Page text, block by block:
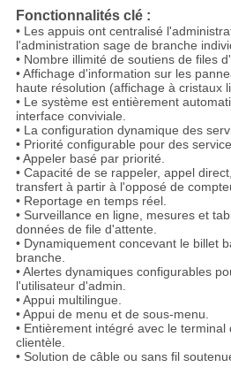
Fonctionnalités clé :
• Les appuis ont centralisé
l'administration sage de branche
• Nombre illimité de soutiens de files
• Affichage d'information sur les
haute résolution (affichage à cristaux
• Le système est entièrement
interface conviviale.
• La configuration dynamique des
• Priorité configurable pour des
• Appeler basé par priorité.
• Capacité de se rappeler, appel
transfert à partir à l'opposé de
• Reportage en temps réel.
• Surveillance en ligne, mesures et
données de file d'attente.
• Dynamiquement concevant le billet
branche.
• Alertes dynamiques configurables
l'utilisateur d'admin.
• Appui multilingue.
• Appui de menu et de sous-menu.
• Entièrement intégré avec le
clientèle.
• Solution de câble ou sans fil